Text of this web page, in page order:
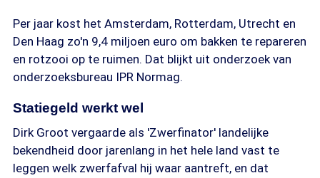
Per jaar kost het Amsterdam, Rotterdam, Utrecht en
Den Haag zo'n 9,4 miljoen euro om bakken te repareren
en rotzooi op te ruimen. Dat blijkt uit onderzoek van
onderzoeksbureau IPR Normag.
Statiegeld werkt wel
Dirk Groot vergaarde als 'Zwerfinator' landelijke
bekendheid door jarenlang in het hele land vast te
leggen welk zwerfafval hij waar aantreft, en dat